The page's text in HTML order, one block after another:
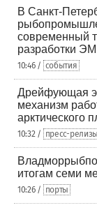
В Санкт-
современный
разработки
10:46 / события
Дрейфующая
механизм
арктического
10:32 / пресс-релизы
итогам семи
10:26 / порты